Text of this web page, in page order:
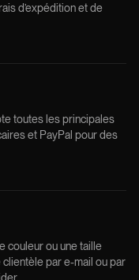
d’expédition et de
toutes les principales
et PayPal pour des
couleur ou une taille
par e-mail ou par